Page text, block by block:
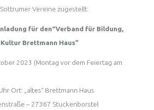
Vereine zugestellt:
für den“Verband für Bildung,
Brettmann Haus”
2023 (Montag vor dem Feiertag am
Ort: „altes“ Brettmann Haus
– 27367 Stuckenborstel